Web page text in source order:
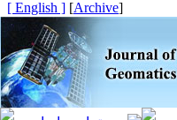
[
Archive
]
[ English ]